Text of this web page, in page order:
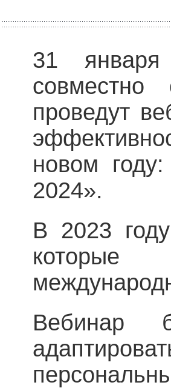
31
проведут
новом
2024».
В 2023
Вебинар